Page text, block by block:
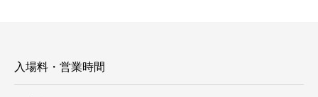
入場料・営業時間